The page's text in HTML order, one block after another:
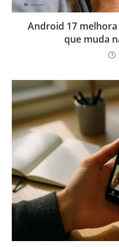
Android 17
que muda